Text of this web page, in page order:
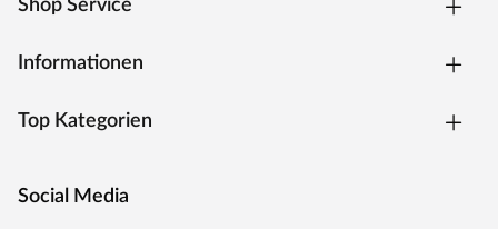
Shop Service
Informationen
Top Kategorien
Social Media